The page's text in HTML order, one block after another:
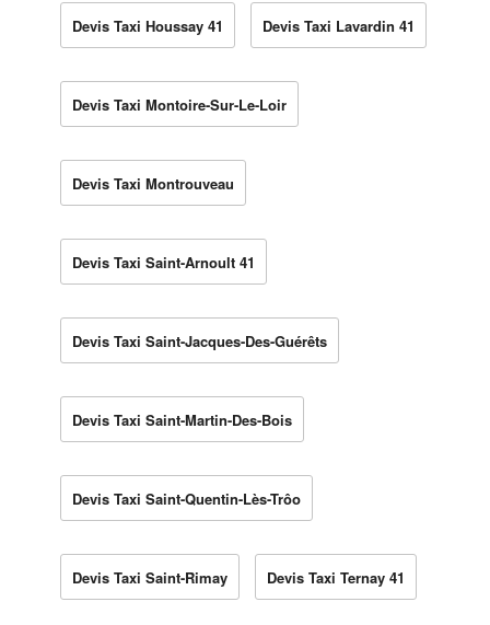
Devis Taxi Houssay 41 Devis Taxi Lavardin 41
Devis Taxi Montoire-Sur-Le-Loir
Devis Taxi Montrouveau
Devis Taxi Saint-Arnoult 41
Devis Taxi Saint-Jacques-Des-Guérêts
Devis Taxi Saint-Martin-Des-Bois
Devis Taxi Saint-Quentin-Lès-Trôo
Devis Taxi Saint-Rimay Devis Taxi Ternay 41